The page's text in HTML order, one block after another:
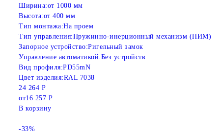
Ширина:от 1000 мм
Высота:от 400 мм
Тип монтажа:На проем
Тип управления:Пружинно-инерционный механизм (ПИМ)
Запорное устройство:Ригельный замок
Управление автоматикой:Без устройств
Вид профиля:PD55mN
Цвет изделия:RAL 7038
24 264 Р
от16 257 Р
В корзину
-33%